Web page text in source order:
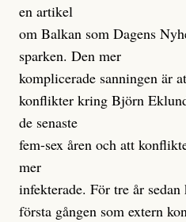
en artikel
om Balkan som Dagens
sparken. Den mer
komplicerade sanningen är
konflikter kring Björn
de senaste
fem-sex åren och att
mer
infekterade. För tre år
första gången som extern